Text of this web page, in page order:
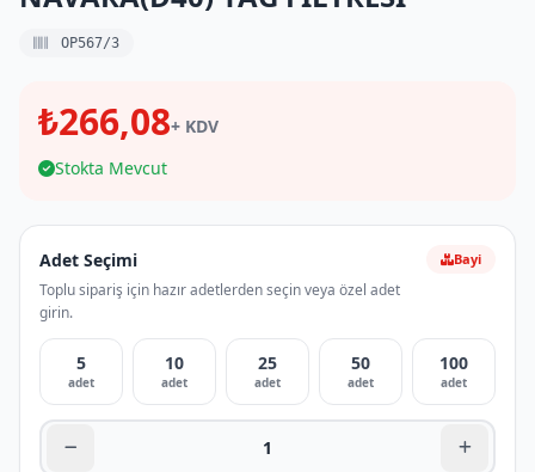
OP567/3
₺266,08+ KDV
Stokta Mevcut
Adet Seçimi
Toplu sipariş için hazır adetlerden seçin veya özel adet
girin.
Bayi
5
adet
10
adet
25
adet
50
adet
100
adet